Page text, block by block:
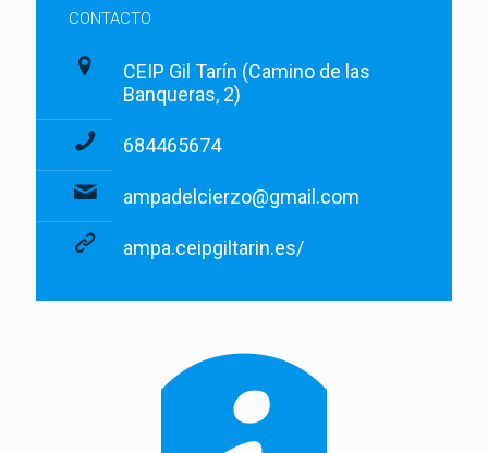
CONTACTO
CEIP Gil Tarín (Camino de las
Banqueras, 2)
684465674
ampadelcierzo@gmail.com
ampa.ceipgiltarin.es/